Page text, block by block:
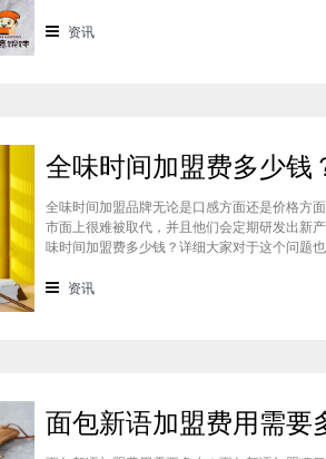
一下如意馄饨加盟费多少钱？是不是值得加盟
资讯
全味时间加盟品牌无论是口感方面还是价格方
市面上很难被取代，并且他们会定期研发出新
味时间加盟费多少钱？详细大家对于这个问题
虽然开头说得很好，公司也确实提供了设备和
资讯